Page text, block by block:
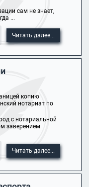
сам не знает,
...
Читать далее...
копию
нотариат по
с нотариальной
заверением
Читать далее...